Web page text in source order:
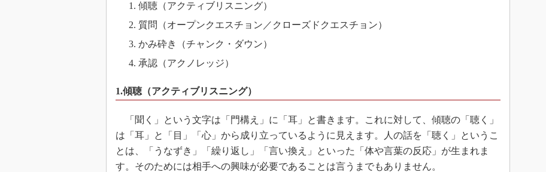
傾聴（アクティブリスニング）
質問（オープンクエスチョン／クローズドクエスチョン）
かみ砕き（チャンク・ダウン）
承認（アクノレッジ）
1.傾聴（アクティブリスニング）
「聞く」という文字は「門構え」に「耳」と書きます。これに対して、傾聴の「聴く」
は「耳」と「目」「心」から成り立っているように見えます。人の話を「聴く」というこ
とは、「うなずき」「繰り返し」「言い換え」といった「体や言葉の反応」が生まれま
す。そのためには相手への興味が必要であることは言うまでもありません。